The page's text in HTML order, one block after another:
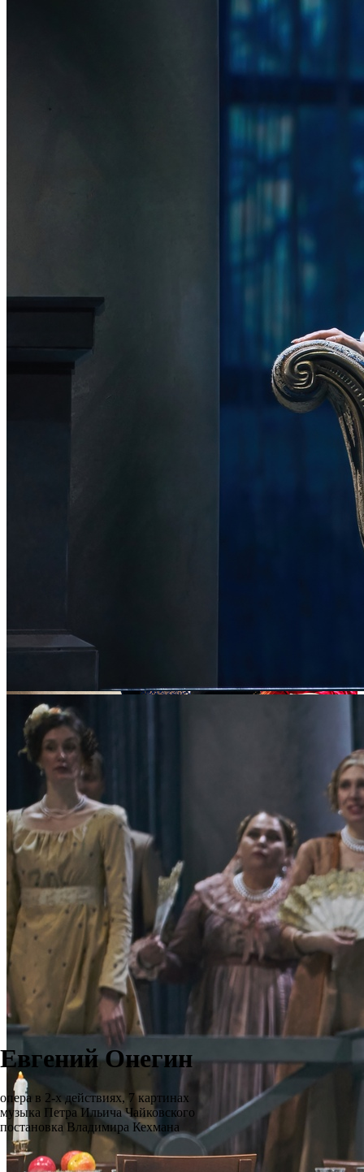
Евгений Онегин
опера в 2-х действиях, 7 картинах
музыка Петра Ильича Чайковского
постановка Владимира Кехмана